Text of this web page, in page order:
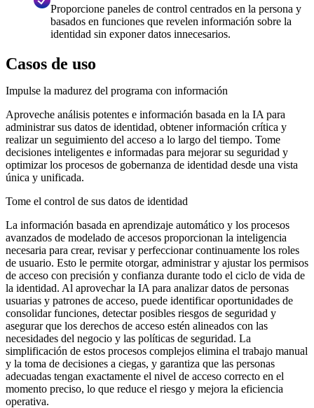
Proporcione paneles de control centrados en la persona y
basados en funciones que revelen información sobre la
identidad sin exponer datos innecesarios.
Casos de uso
Impulse la madurez del programa con información
Aproveche análisis potentes e información basada en la IA para
administrar sus datos de identidad, obtener información crítica y
realizar un seguimiento del acceso a lo largo del tiempo. Tome
decisiones inteligentes e informadas para mejorar su seguridad y
optimizar los procesos de gobernanza de identidad desde una vista
única y unificada.
Tome el control de sus datos de identidad
La información basada en aprendizaje automático y los procesos
avanzados de modelado de accesos proporcionan la inteligencia
necesaria para crear, revisar y perfeccionar continuamente los roles
de usuario. Esto le permite otorgar, administrar y ajustar los permisos
de acceso con precisión y confianza durante todo el ciclo de vida de
la identidad. Al aprovechar la IA para analizar datos de personas
usuarias y patrones de acceso, puede identificar oportunidades de
consolidar funciones, detectar posibles riesgos de seguridad y
asegurar que los derechos de acceso estén alineados con las
necesidades del negocio y las políticas de seguridad. La
simplificación de estos procesos complejos elimina el trabajo manual
y la toma de decisiones a ciegas, y garantiza que las personas
adecuadas tengan exactamente el nivel de acceso correcto en el
momento preciso, lo que reduce el riesgo y mejora la eficiencia
operativa.